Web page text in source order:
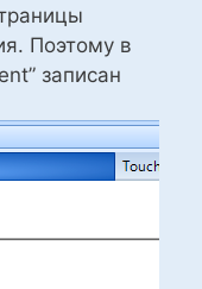
Поэтому в
записан